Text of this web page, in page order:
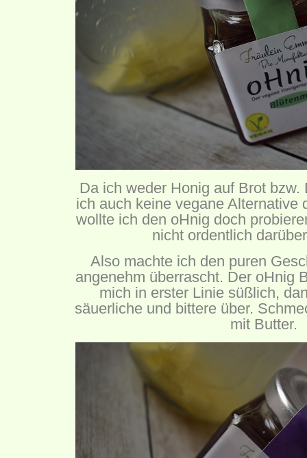
Da ich weder Honig auf Brot bzw.
ich auch keine vegane Alternative
wollte ich den oHnig doch
nicht ordentlich
Also machte ich den puren
angenehm überrascht. Der oHnig
mich in erster Linie süßlich,
säuerliche und bittere über.
mit Butter.